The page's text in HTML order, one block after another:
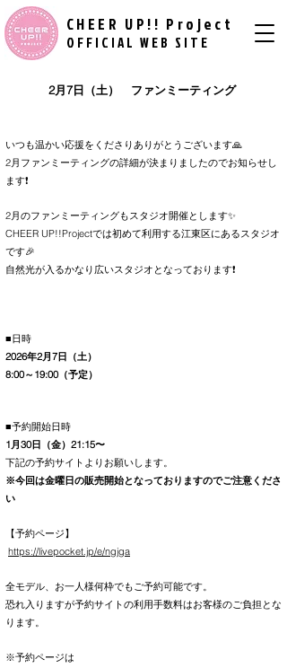
CHEER UP!! Project ​ ​
OFFICIAL WEB SITE
2月7日（土） ファンミーティング
いつも温かい応援をくださりありがとうございます🙏
2月ファンミーティングの詳細が決まりましたのでお知らせし
ます❗
2月のファンミーティングもスタジオ開催とします✨
CHEER UP!!Projectでは初めて利用する江東区にあるスタジオ
です🎉
自然光が入るかなり広いスタジオとなっております❗
■日時
2026年2月7日（土）
8:00～19:00（予定）
■予約開始日時
1月30日（金）21:15〜
下記の予約サイトよりお願いします。
※今回は金曜日の販売開始となっておりますのでご注意くださ
い
【予約ページ】
https://livepocket.jp/e/ngjga
全モデル、お一人様何枠でもご予約可能です。
恐れ入りますが予約サイトの利用手数料はお客様のご負担とな
ります。
※予約ページは